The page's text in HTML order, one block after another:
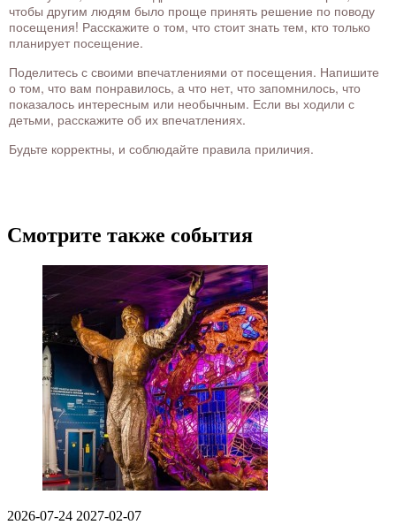
чтобы другим людям было проще принять решение по поводу
посещения! Расскажите о том, что стоит знать тем, кто только
планирует посещение.
Поделитесь с своими впечатлениями от посещения. Напишите
о том, что вам понравилось, а что нет, что запомнилось, что
показалось интересным или необычным. Если вы ходили с
детьми, расскажите об их впечатлениях.
Будьте корректны, и соблюдайте правила приличия.
Смотрите также события
2026-07-24 2027-02-07